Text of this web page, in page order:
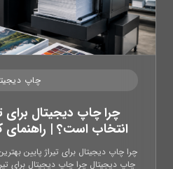
چاپ
چرا چاپ دیجیتال برای
انتخاب است؟ |
چرا چاپ دیجیتال برای تیراژ پایین
چاپ دیجیتال چرا چاپ دیجیتال برای